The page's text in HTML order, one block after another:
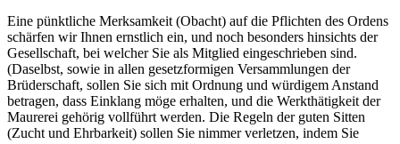
Eine pünktliche Merksamkeit (Obacht) auf die Pflichten des Ordens
schärfen wir Ihnen ernstlich ein, und noch besonders hinsichts der
Gesellschaft, bei welcher Sie als Mitglied eingeschrieben sind.
(Daselbst, sowie in allen gesetzformigen Versammlungen der
Brüderschaft, sollen Sie sich mit Ordnung und würdigem Anstand
betragen, dass Einklang möge erhalten, und die Werkthätigkeit der
Maurerei gehörig vollführt werden. Die Regeln der guten Sitten
(Zucht und Ehrbarkeit) sollen Sie nimmer verletzen, indem Sie